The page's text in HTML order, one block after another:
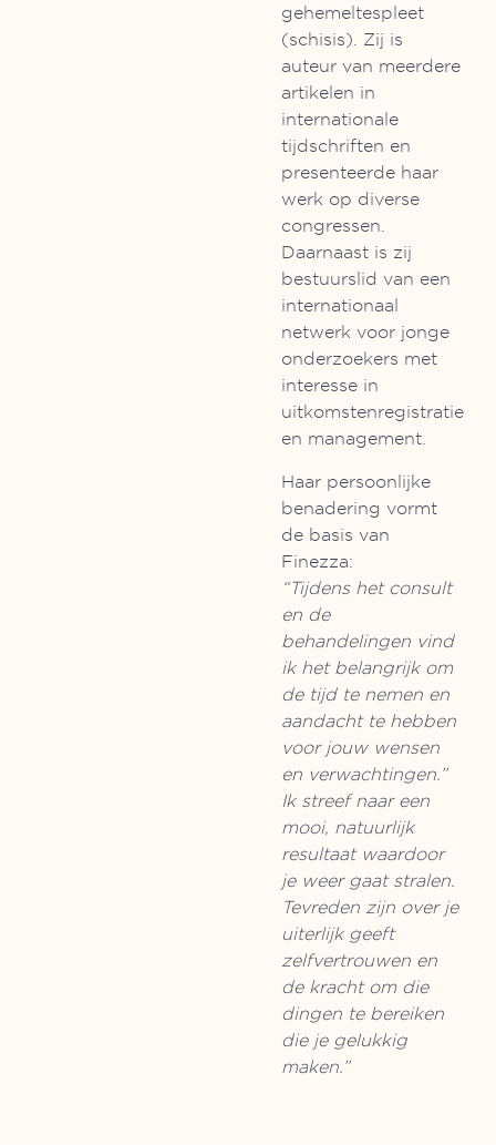
gehemeltespleet
(schisis). Zij is
auteur van meerdere
artikelen in
internationale
tijdschriften en
presenteerde haar
werk op diverse
congressen.
Daarnaast is zij
bestuurslid van een
internationaal
netwerk voor jonge
onderzoekers met
interesse in
uitkomstenregistratie
en management.
Haar persoonlijke
benadering vormt
de basis van
Finezza:
“Tijdens het consult
en de
behandelingen vind
ik het belangrijk om
de tijd te nemen en
aandacht te hebben
voor jouw wensen
en verwachtingen.”
Ik streef naar een
mooi, natuurlijk
resultaat waardoor
je weer gaat stralen.
Tevreden zijn over je
uiterlijk geeft
zelfvertrouwen en
de kracht om die
dingen te bereiken
die je gelukkig
maken.”